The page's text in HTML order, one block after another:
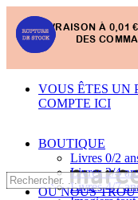
LIVRAISON À 0,01
DES
VOUS ÊTES UN
COMPTE ICI
BOUTIQUE
Livres 0/2
Livres 2/4
Livres 4/7
OÙ NOUS